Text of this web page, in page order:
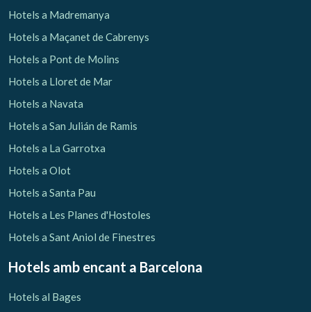
Hotels a Madremanya
Hotels a Maçanet de Cabrenys
Hotels a Pont de Molins
Hotels a Lloret de Mar
Hotels a Navata
Hotels a San Julián de Ramis
Hotels a La Garrotxa
Hotels a Olot
Hotels a Santa Pau
Hotels a Les Planes d'Hostoles
Hotels a Sant Aniol de Finestres
Hotels amb encant a Barcelona
Hotels al Bages